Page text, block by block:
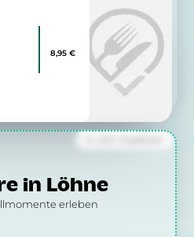
8,95 €
in Löhne
erleben